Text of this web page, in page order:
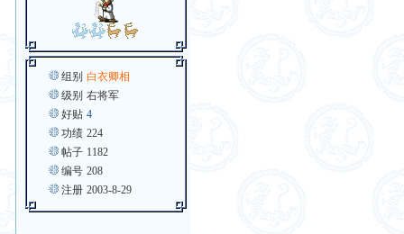
组别 白衣卿相
级别 右将军
好贴 4
功绩 224
帖子 1182
编号 208
注册 2003-8-29